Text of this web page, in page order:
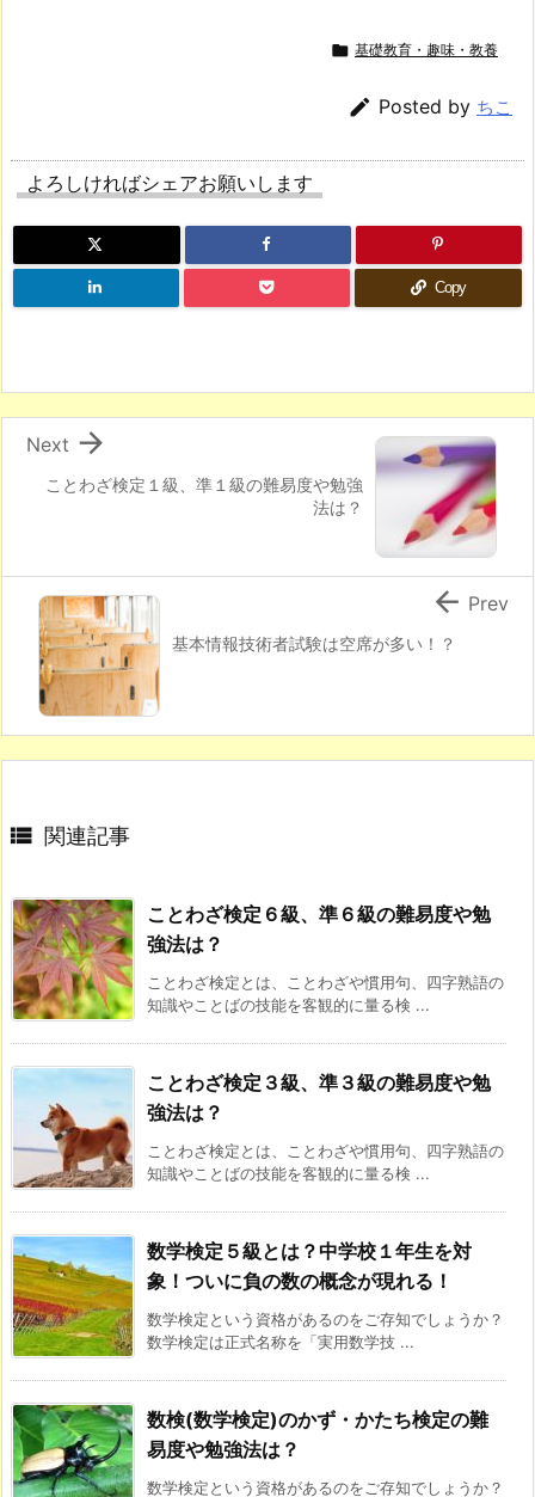
 基礎教育・趣味・教養
 Posted by ちこ
よろしければシェアお願いします
Copy
ことわざ検定１級、準１級の難易度や勉強
法は？

Next
基本情報技術者試験は空席が多い！？
 Prev
 関連記事
ことわざ検定６級、準６級の難易度や勉
強法は？
ことわざ検定とは、ことわざや慣用句、四字熟語の
知識やことばの技能を客観的に量る検 ...
ことわざ検定３級、準３級の難易度や勉
強法は？
ことわざ検定とは、ことわざや慣用句、四字熟語の
知識やことばの技能を客観的に量る検 ...
数学検定５級とは？中学校１年生を対
象！ついに負の数の概念が現れる！
数学検定という資格があるのをご存知でしょうか？
数学検定は正式名称を「実用数学技 ...
数検(数学検定)のかず・かたち検定の難
易度や勉強法は？
数学検定という資格があるのをご存知でしょうか？